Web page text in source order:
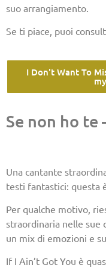
suo arrangiamento.
Se ti piace, puoi
I Don't Want To
Se non ho te
Una cantante
testi fantastici: questa
Per qualche motivo,
straordinaria nelle sue
un mix di emozioni e
If I Ain’t Got You è